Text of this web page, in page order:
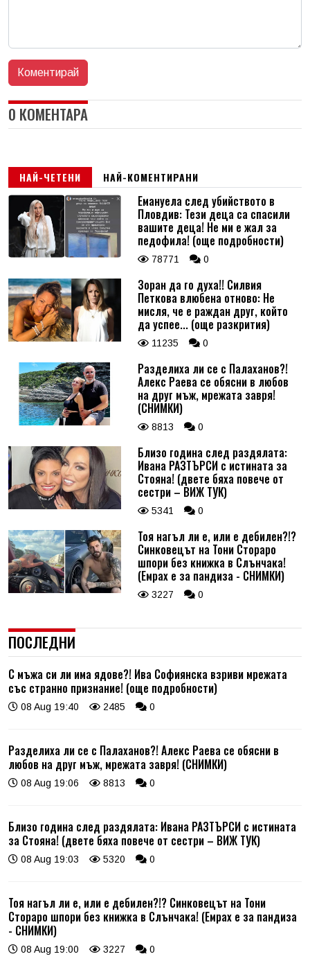
0 КОМЕНТАРА
НАЙ-ЧЕТЕНИ НАЙ-КОМЕНТИРАНИ
Емануела след убийството в
Пловдив: Тези деца са спасили
вашите деца! Не ми е жал за
педофила! (още подробности)
78771 0
Зоран да го духа!! Силвия
Петкова влюбена отново: Не
мисля, че е раждан друг, който
да успее... (още разкрития)
11235 0
Разделиха ли се с Палаханов?!
Алекс Раева се обясни в любов
на друг мъж, мрежата завря!
(СНИМКИ)
8813 0
Близо година след раздялата:
Ивана РАЗТЪРСИ с истината за
Стояна! (двете бяха повече от
сестри – ВИЖ ТУК)
5341 0
Тоя нагъл ли е, или е дебилен?!?
Синковецът на Тони Стораро
шпори без книжка в Слънчака!
(Емрах е за пандиза - СНИМКИ)
3227 0
ПОСЛЕДНИ
С мъжа си ли има ядове?! Ива Софиянска взриви мрежата
със странно признание! (още подробности)
08 Aug 19:40 2485 0
Разделиха ли се с Палаханов?! Алекс Раева се обясни в
любов на друг мъж, мрежата завря! (СНИМКИ)
08 Aug 19:06 8813 0
Близо година след раздялата: Ивана РАЗТЪРСИ с истината
за Стояна! (двете бяха повече от сестри – ВИЖ ТУК)
08 Aug 19:03 5320 0
Тоя нагъл ли е, или е дебилен?!? Синковецът на Тони
Стораро шпори без книжка в Слънчака! (Емрах е за пандиза
- СНИМКИ)
08 Aug 19:00 3227 0